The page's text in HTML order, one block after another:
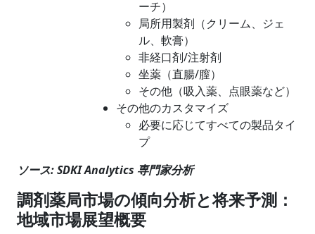
ーチ）
局所用製剤（クリーム、ジェ
ル、軟膏）
非経口剤/注射剤
坐薬（直腸/膣）
その他（吸入薬、点眼薬など）
その他のカスタマイズ
必要に応じてすべての製品タイ
プ
ソース: SDKI Analytics 専門家分析
調剤薬局市場の傾向分析と将来予測：
地域市場展望概要